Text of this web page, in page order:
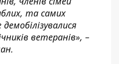
та самих
ветеранів», –